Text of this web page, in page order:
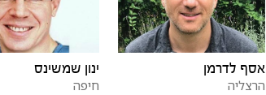
אסף לדרמן
הרצליה
ינון שמשינס
חיפה